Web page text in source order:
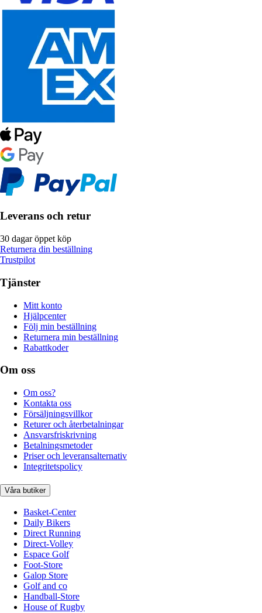
Leverans och retur
30 dagar öppet köp
Returnera din beställning
Trustpilot
Tjänster
Mitt konto
Hjälpcenter
Följ min beställning
Returnera min beställning
Rabattkoder
Om oss
Om oss?
Kontakta oss
Försäljningsvillkor
Returer och återbetalningar
Ansvarsfriskrivning
Betalningsmetoder
Priser och leveransalternativ
Integritetspolicy
Våra butiker
Basket-Center
Daily Bikers
Direct Running
Direct-Volley
Espace Golf
Foot-Store
Galop Store
Golf and co
Handball-Store
House of Rugby